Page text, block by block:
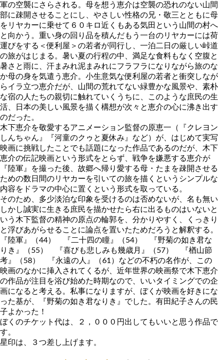
軍の空襲にさらされる。母を想う恵介は空襲の恐れのない山間
部に疎開させることにし、やさしい性格の兄・敬三とともに母
をリヤカーに乗せて６０キロ近くもある気田という山間の村へ
と向かう。重い身の回り品を積んだもう一台のリヤカーには荷
運びをする＜便利屋＞の若者が同行し、一泊二日の厳しい峠道
の旅がはじまる。暑い夏の行程の中、満足な食料もなく空腹と
暑さと雨に、汗まみれ泥まみれにフラフラになりながら旅のな
か母の身を気遣う恵介。小生意気な便利屋の若者と衝突しなが
らイラ立つ恵介だが、山間の荒れてない緑豊かな風景や、素朴
な宿の人たちの親切に触れていくうちに、このような庶民の生
活、日本の美しい風景を描く構想が次々と恵介の心に沸き出す
のだった。
木下恵介を敬愛するアニメーション監督の原恵一（『クレヨン
しんちゃん』『河童のクゥと夏休み』など）が、はじめて実写
映画に挑戦したことでも話題になった作品であるのだが、木下
恵介の伝記映画という形式をとらず、戦争を嫌悪する恵介が
『陸軍』を撮った後、故郷へ帰り愛する母・たまを疎開させる
ための数日間のリヤカーを引いての旅を描くというシンプルな
内容をドラマの中心に置くという形式を取っている。
そのため、多少淡泊な印象を受けるのは否めないが、名も無い
しかし誠実に生きる庶民を描かせたら右に出るものはいないと
いう木下監督の精神の原点の輪郭を、分かりやすく、くっきり
と浮びあがらせることに論点を置いたためだろうと解釈する。
『陸軍』（44） 『二十四の瞳』（54） 『野菊の如き君な
りき』（55） 『喜びも悲しみも幾歳月』（57） 『楢山節
考』（58） 『永遠の人』（61）などの不朽の名作が、この
映画のなかに挿入されてくるが、近年世界の映画祭で木下恵介
の作品が注目を浴び始めた時期なので、いいタイミングでの企
画になると考える。私事になりますが、ぼくが映画を好きにな
った基が、『野菊の如き君なりき』でした。有田紀子さんの民
子よかった！
ぼくのチケット代は、２，０００円出してもいいと思う作品で
す。
星印は、３つ差し上げます。